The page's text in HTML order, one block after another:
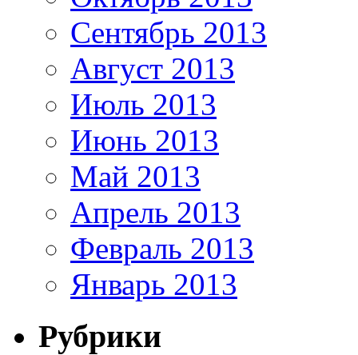
Сентябрь 2013
Август 2013
Июль 2013
Июнь 2013
Май 2013
Апрель 2013
Февраль 2013
Январь 2013
Рубрики